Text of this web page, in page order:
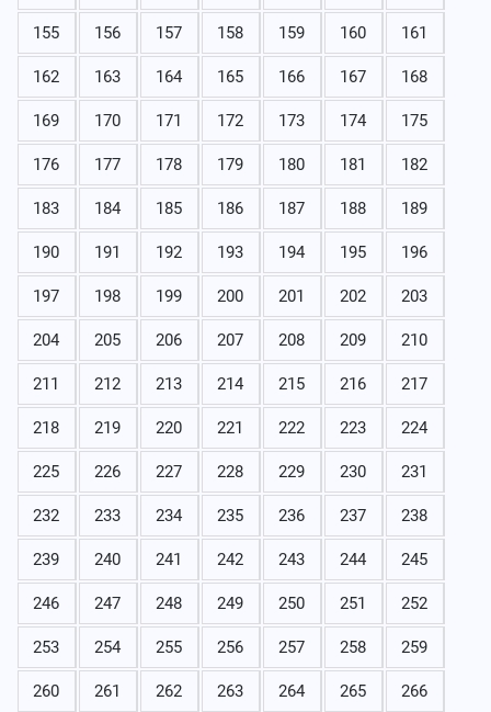
155 156 157 158 159 160 161
162 163 164 165 166 167 168
169 170 171 172 173 174 175
176 177 178 179 180 181 182
183 184 185 186 187 188 189
190 191 192 193 194 195 196
197 198 199 200 201 202 203
204 205 206 207 208 209 210
211 212 213 214 215 216 217
218 219 220 221 222 223 224
225 226 227 228 229 230 231
232 233 234 235 236 237 238
239 240 241 242 243 244 245
246 247 248 249 250 251 252
253 254 255 256 257 258 259
260 261 262 263 264 265 266